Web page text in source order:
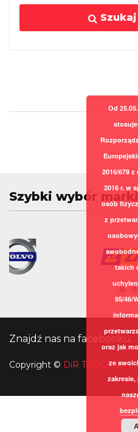
Szybki wybór marki
Znajdź nas na facebooku:
Copyright © DiR TRUCK sp. z
Od
2016/679
2016 r. w
osób
z
takich
95/46/
oraz jak
ze